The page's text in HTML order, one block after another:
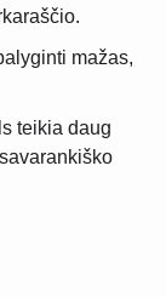
mažas,
teikia daug